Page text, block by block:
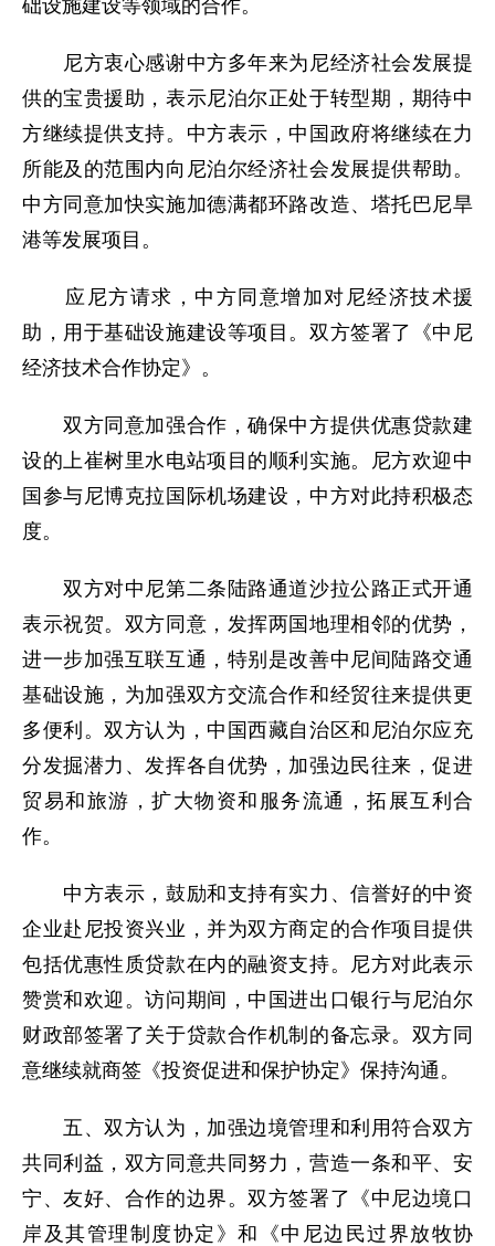
础设施建设等领域的合作。
尼方衷心感谢中方多年来为尼经济社会发展提
供的宝贵援助，表示尼泊尔正处于转型期，期待中
方继续提供支持。中方表示，中国政府将继续在力
所能及的范围内向尼泊尔经济社会发展提供帮助。
中方同意加快实施加德满都环路改造、塔托巴尼旱
港等发展项目。
应尼方请求，中方同意增加对尼经济技术援
助，用于基础设施建设等项目。双方签署了《中尼
经济技术合作协定》。
双方同意加强合作，确保中方提供优惠贷款建
设的上崔树里水电站项目的顺利实施。尼方欢迎中
国参与尼博克拉国际机场建设，中方对此持积极态
度。
双方对中尼第二条陆路通道沙拉公路正式开通
表示祝贺。双方同意，发挥两国地理相邻的优势，
进一步加强互联互通，特别是改善中尼间陆路交通
基础设施，为加强双方交流合作和经贸往来提供更
多便利。双方认为，中国西藏自治区和尼泊尔应充
分发掘潜力、发挥各自优势，加强边民往来，促进
贸易和旅游，扩大物资和服务流通，拓展互利合
作。
中方表示，鼓励和支持有实力、信誉好的中资
企业赴尼投资兴业，并为双方商定的合作项目提供
包括优惠性质贷款在内的融资支持。尼方对此表示
赞赏和欢迎。访问期间，中国进出口银行与尼泊尔
财政部签署了关于贷款合作机制的备忘录。双方同
意继续就商签《投资促进和保护协定》保持沟通。
五、双方认为，加强边境管理和利用符合双方
共同利益，双方同意共同努力，营造一条和平、安
宁、友好、合作的边界。双方签署了《中尼边境口
岸及其管理制度协定》和《中尼边民过界放牧协